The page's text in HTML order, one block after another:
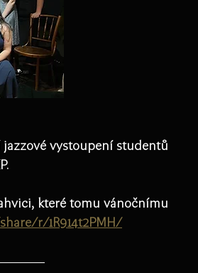
jazzové vystoupení studentů
které tomu vánočnímu
r/1R914t2PMH/